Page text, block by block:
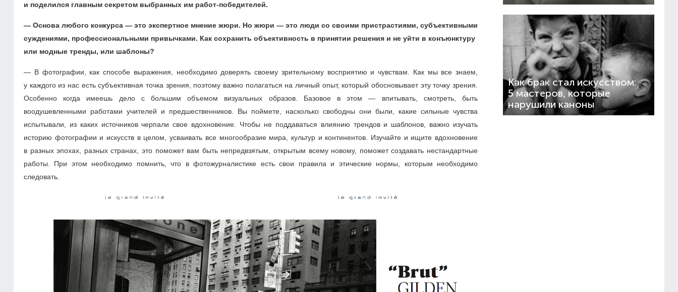
и поделился главным секретом выбранных им работ-победителей.
— Основа любого конкурса — это экспертное мнение жюри. Но жюри — это люди со своими пристрастиями, субъективными
суждениями, профессиональными привычками. Как сохранить объективность в принятии решения и не уйти в конъюнктуру
или модные тренды, или шаблоны?
— В фотографии, как способе выражения, необходимо доверять своему зрительному восприятию и чувствам. Как мы все знаем,
у каждого из нас есть субъективная точка зрения, поэтому важно полагаться на личный опыт, который обосновывает эту точку зрения.
Особенно когда имеешь дело с большим объемом визуальных образов. Базовое в этом — впитывать, смотреть, быть
воодушевленными работами учителей и предшественников. Вы поймете, насколько свободны они были, какие сильные чувства
испытывали, из каких источников черпали свое вдохновение. Чтобы не поддаваться влиянию трендов и шаблонов, важно изучать
историю фотографии и искусств в целом, усваивать все многообразие мира, культур и континентов. Изучайте и ищите вдохновение
в разных эпохах, разных странах, это поможет вам быть непредвзятым, открытым всему новому, поможет создавать нестандартные
работы. При этом необходимо помнить, что в фотожурналистике есть свои правила и этические нормы, которым необходимо
следовать.
Как брак стал искусством:
5 мастеров, которые
нарушили каноны